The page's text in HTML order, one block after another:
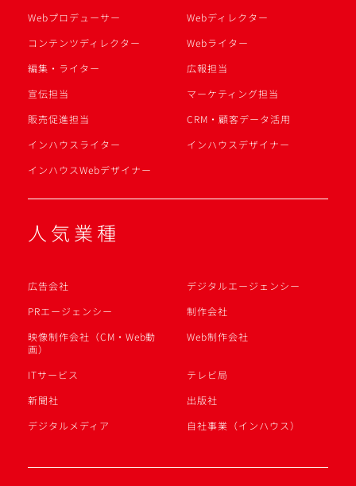
Webプロデューサー
Webディレクター
コンテンツディレクター
Webライター
編集・ライター
広報担当
宣伝担当
マーケティング担当
販売促進担当
CRM・顧客データ活用
インハウスライター
インハウスデザイナー
インハウスWebデザイナー
人気業種
広告会社
デジタルエージェンシー
PRエージェンシー
制作会社
映像制作会社（CM・Web動
画）
Web制作会社
ITサービス
テレビ局
新聞社
出版社
デジタルメディア
自社事業（インハウス）